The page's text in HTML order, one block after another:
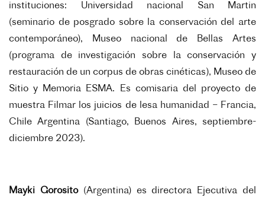
instituciones: Universidad nacional San Martin
(seminario de posgrado sobre la conservación del arte
contemporáneo), Museo nacional de Bellas Artes
(programa de investigación sobre la conservación y
restauración de un corpus de obras cinéticas), Museo de
Sitio y Memoria ESMA. Es comisaria del proyecto de
muestra Filmar los juicios de lesa humanidad – Francia,
Chile Argentina (Santiago, Buenos Aires, septiembre-
diciembre 2023).
Mayki Gorosito(Argentina) es directora Ejecutiva del